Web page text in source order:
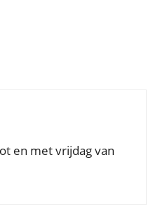
en met vrijdag van